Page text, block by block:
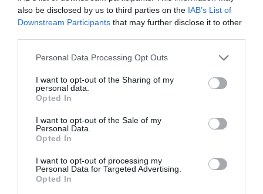
also be disclosed by us to third parties on the IAB’s List of
Downstream Participants that may further disclose it to other
Please note that this website/app uses one or more Google
not limited to your visit or usage behaviour. You may click to
grant or deny consent to Google and its third-party tags to
use your data for below specified purposes in below Google
consent section.
Personal Data Processing Opt Outs
I want to opt-out of the Sharing of my
personal data.
Opted In
I want to opt-out of the Sale of my
Personal Data.
Opted In
I want to opt-out of processing my
Personal Data for Targeted Advertising.
Opted In
Οι τροφές που βοηθούν στη μακροζωία
31.07.2026 15:05
Το σύμπτωμα που εμφανίζεται τη νύχτα
και μπορεί να προειδοποιεί για
καρδιοπάθεια